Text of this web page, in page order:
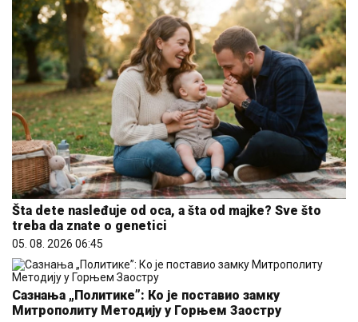
Šta dete nasleđuje od oca, a šta od majke? Sve što
treba da znate o genetici
05. 08. 2026 06:45
Сазнања „Политике”: Ко је поставио замку
Митрополиту Методију у Горњем Заостру